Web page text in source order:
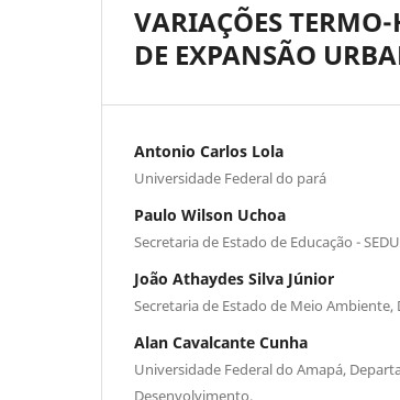
VARIAÇÕES
DE EXPANSÃO
Antonio Carlos Lola
Universidade Federal do pará
Paulo Wilson Uchoa
Secretaria de Estado de Educação -
João Athaydes Silva Júnior
Secretaria de Estado de Meio
Alan Cavalcante Cunha
Universidade Federal do Amapá,
Desenvolvimento.